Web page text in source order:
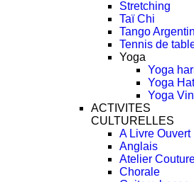
Stretching
Taï Chi
Tango Argentin
Tennis de
Yoga
Yoga
Yoga
Yoga
ACTIVITES
CULTURELLES
A Livre Ouvert
Anglais
Atelier
Chorale